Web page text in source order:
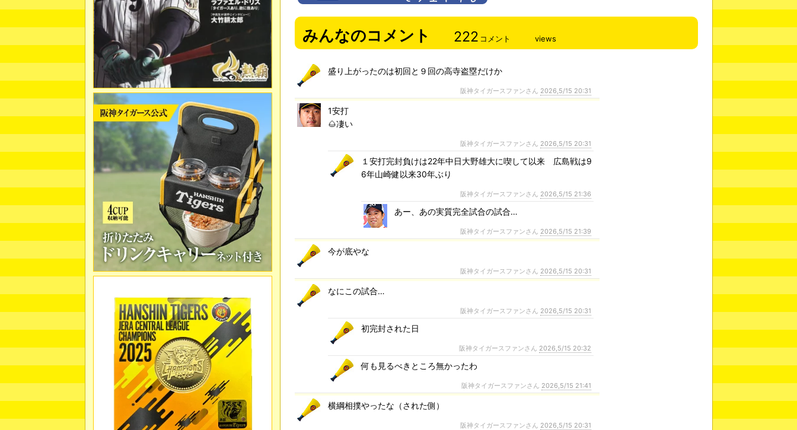
みんなのコメント 222 コメント views
盛り上がったのは初回と９回の高寺盗塁だけか
阪神タイガースファンさん 2026,5/15 20:31
1安打
🌰凄い
阪神タイガースファンさん 2026,5/15 20:31
１安打完封負けは22年中日大野雄大に喫して以来 広島戦は9
6年山崎健以来30年ぶり
阪神タイガースファンさん 2026,5/15 21:36
あー、あの実質完全試合の試合…
阪神タイガースファンさん 2026,5/15 21:39
今が底やな
阪神タイガースファンさん 2026,5/15 20:31
なにこの試合…
阪神タイガースファンさん 2026,5/15 20:31
初完封された日
阪神タイガースファンさん 2026,5/15 20:32
何も見るべきところ無かったわ
阪神タイガースファンさん 2026,5/15 21:41
横綱相撲やったな（された側）
阪神タイガースファンさん 2026,5/15 20:31